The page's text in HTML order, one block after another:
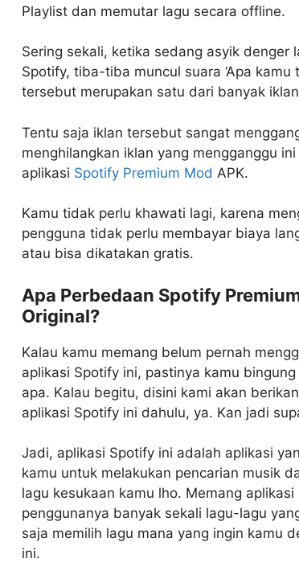
Playlist dan memutar lagu secara offline.
Sering sekali, ketika sedang asyik denger
Spotify, tiba-tiba muncul suara ‘Apa kamu
tersebut merupakan satu dari banyak
Tentu saja iklan tersebut sangat
menghilangkan iklan yang mengganggu
aplikasi Spotify Premium Mod APK.
Kamu tidak perlu khawati lagi, karena
pengguna tidak perlu membayar biaya
atau bisa dikatakan gratis.
Apa Perbedaan Spotify
Original?
Kalau kamu memang belum pernah
aplikasi Spotify ini, pastinya kamu
apa. Kalau begitu, disini kami akan
aplikasi Spotify ini dahulu, ya. Kan jadi
Jadi, aplikasi Spotify ini adalah aplikasi
kamu untuk melakukan pencarian musik
lagu kesukaan kamu lho. Memang
penggunanya banyak sekali lagu-lagu
saja memilih lagu mana yang ingin kamu
ini.